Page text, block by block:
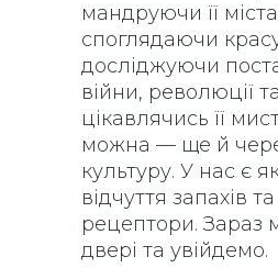
мандруючи її
споглядаючи
досліджуючи
війни, революції та
цікавлячись її
можна — ще й
культуру. У нас є
відчуття запахів
рецептори. Зараз
двері та увійдемо.